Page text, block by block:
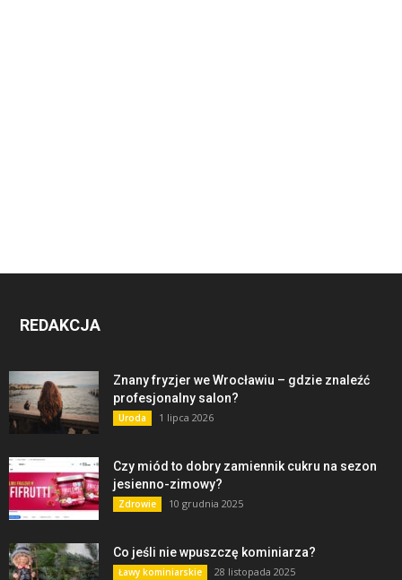
REDAKCJA
Znany fryzjer we Wrocławiu – gdzie znaleźć
profesjonalny salon?
Uroda 1 lipca 2026
Czy miód to dobry zamiennik cukru na sezon
jesienno-zimowy?
Zdrowie 10 grudnia 2025
Co jeśli nie wpuszczę kominiarza?
Ławy kominiarskie 28 listopada 2025